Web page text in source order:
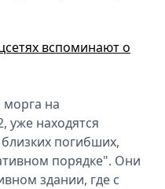
вспоминают о
морга на
уже находятся
погибших,
порядке". Они
здании, где с